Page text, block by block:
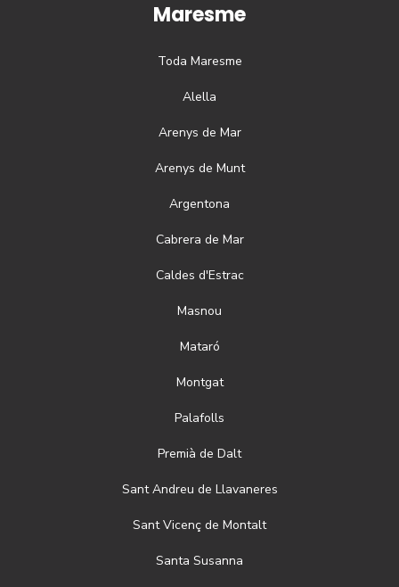
Maresme
Toda Maresme
Alella
Arenys de Mar
Arenys de Munt
Argentona
Cabrera de Mar
Caldes d'Estrac
Masnou
Mataró
Montgat
Palafolls
Premià de Dalt
Sant Andreu de Llavaneres
Sant Vicenç de Montalt
Santa Susanna